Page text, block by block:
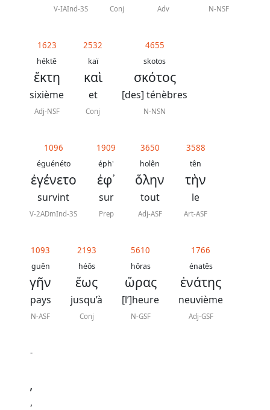
V-IAInd-3S Conj Adv N-NSF
1623
héktê
ἕκτη
sixième
Adj-NSF
2532
kaï
καὶ
et
Conj
4655
skotos
σκότος
[des] ténèbres
N-NSN
1096
éguénéto
ἐγένετο
survint
V-2ADmInd-3S
1909
éph'
ἐφ᾿
sur
Prep
3650
holên
ὅλην
tout
Adj-ASF
3588
tên
τὴν
le
Art-ASF
1093
guên
γῆν
pays
N-ASF
2193
héôs
ἕως
jusqu’à
Conj
5610
hôras
ὥρας
[l’]heure
N-GSF
1766
énatês
ἐνάτης
neuvième
Adj-GSF
-
,
,
chapitre
Lire ce
Traduction
révisée
Bible
Darby